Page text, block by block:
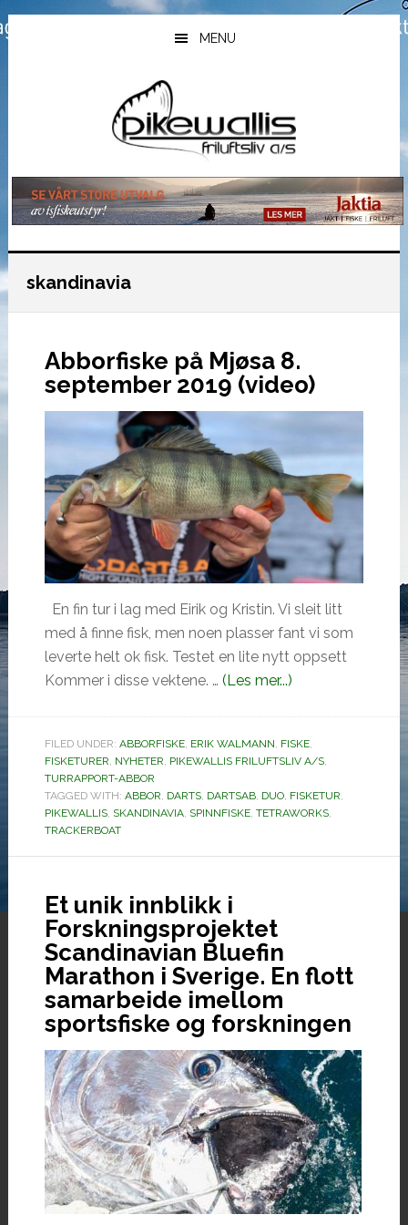
Hopp
til
Hopp
til
Hopp
til
MENU
skandinavia
Abborfiske på Mjøsa 8.
september 2019 (video)
En fin tur i lag med Eirik og Kristin. Vi sleit litt
med å finne fisk, men noen plasser fant vi som
leverte helt ok fisk. Testet en lite nytt oppsett
Kommer i disse vektene. … (Les mer...)omAbborfiske
8.
2019
(video)
FILED UNDER: ABBORFISKE, ERIK WALMANN, FISKE,
FISKETURER, NYHETER, PIKEWALLIS FRILUFTSLIV A/S,
TURRAPPORT-ABBOR
TAGGED WITH: ABBOR, DARTS, DARTSAB, DUO, FISKETUR,
PIKEWALLIS, SKANDINAVIA, SPINNFISKE, TETRAWORKS,
TRACKERBOAT
Et unik innblikk i
Forskningsprojektet
Scandinavian Bluefin
Marathon i Sverige. En flott
samarbeide imellom
sportsfiske og forskningen